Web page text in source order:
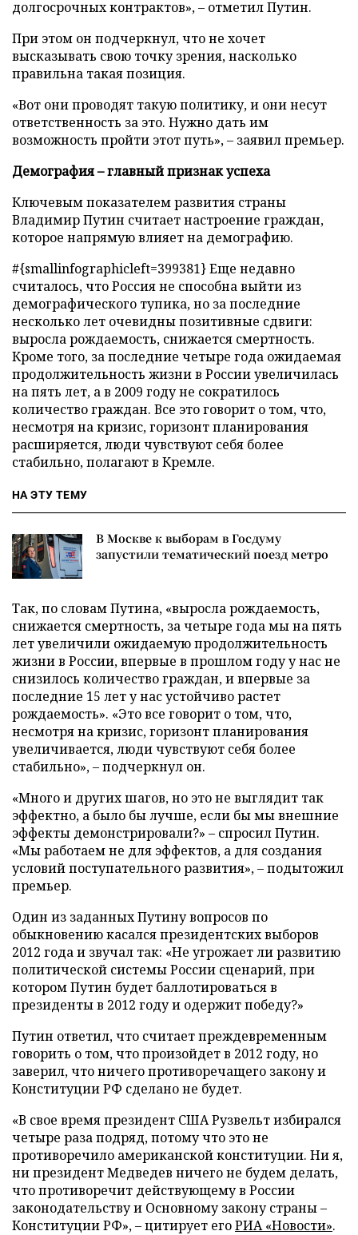
долгосрочных контрактов»,– отметил Путин.
При этом он подчеркнул, что не хочет
высказывать свою точку зрения, насколько
правильна такая позиция.
«Вот они проводят такую политику, и они несут
ответственность за это. Нужно дать им
возможность пройти этот путь»,– заявил премьер.
Демография–главный признак успеха
Ключевым показателем развития страны
Владимир Путин считает настроение граждан,
которое напрямую влияет на демографию.
#{smallinfographicleft=399381} Еще недавно
считалось, что Россия не способна выйти из
демографического тупика, но за последние
несколько лет очевидны позитивные сдвиги:
выросла рождаемость, снижается смертность.
Кроме того, за последние четыре года ожидаемая
продолжительность жизни в России увеличилась
на пять лет, а в 2009 году не сократилось
количество граждан. Все это говорит о том, что,
несмотря на кризис, горизонт планирования
расширяется, люди чувствуют себя более
стабильно, полагают в Кремле.
НА ЭТУ ТЕМУ
В Москве к выборам в Госдуму
запустили тематический поезд метро
Так, по словам Путина, «выросла рождаемость,
снижается смертность, за четыре года мы на пять
лет увеличили ожидаемую продолжительность
жизни в России, впервые в прошлом году у нас не
снизилось количество граждан, и впервые за
последние 15 лет у нас устойчиво растет
рождаемость». «Это все говорит о том, что,
несмотря на кризис, горизонт планирования
увеличивается, люди чувствуют себя более
стабильно»,–подчеркнул он.
«Много и других шагов, но это не выглядит так
эффектно, а было бы лучше, если бы мы внешние
эффекты демонстрировали?» – спросил Путин.
«Мы работаем не для эффектов, а для создания
условий поступательного развития»,–подытожил
премьер.
Один из заданных Путину вопросов по
обыкновению касался президентских выборов
2012 года и звучал так: «Не угрожает ли развитию
политической системы России сценарий, при
котором Путин будет баллотироваться в
президенты в 2012 году и одержит победу?»
Путин ответил, что считает преждевременным
говорить о том, что произойдет в 2012 году, но
заверил, что ничего противоречащего закону и
Конституции РФ сделано не будет.
«В свое время президент США Рузвельт избирался
четыре раза подряд, потому что это не
противоречило американской конституции. Ни я,
ни президент Медведев ничего не будем делать,
что противоречит действующему в России
законодательству и Основному закону страны–
Конституции РФ»,–цитирует егоРИА «Новости».